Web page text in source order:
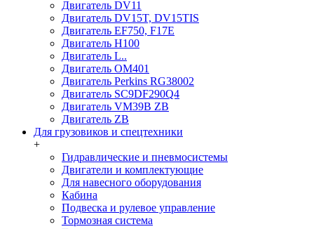
Двигатель DV11
Двигатель DV15T, DV15TIS
Двигатель EF750, F17E
Двигатель H100
Двигатель L..
Двигатель OM401
Двигатель Perkins RG38002
Двигатель SC9DF290Q4
Двигатель VM39B ZB
Двигатель ZB
Для грузовиков и спецтехники
+
Гидравлические и пневмосистемы
Двигатели и комплектующие
Для навесного оборудования
Кабина
Подвеска и рулевое управление
Тормозная система